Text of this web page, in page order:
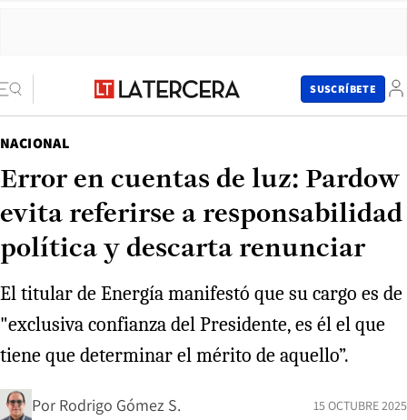
SUSCRÍBETE
NACIONAL
Error en cuentas de luz: Pardow
evita referirse a responsabilidad
política y descarta renunciar
El titular de Energía manifestó que su cargo es de
"exclusiva confianza del Presidente, es él el que
tiene que determinar el mérito de aquello”.
Por Rodrigo Gómez S. 15 OCTUBRE 2025